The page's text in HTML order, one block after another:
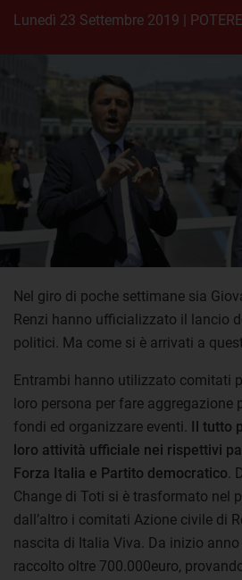
lunedì 23 Settembre 2019 |
Nel giro di poche settimane sia
Renzi hanno ufficializzato il lancio
politici. Ma come si è arrivati a
Entrambi hanno utilizzato comitati
loro persona per fare aggregazione
fondi ed organizzare eventi. Il tutto
loro attività ufficiale nei rispettivi
Forza Italia e Partito democratico.
Change di Toti si è trasformato nel
dall’altro i comitati Azione civile di
nascita di Italia Viva. Da inizio
raccolto oltre 700.000euro,